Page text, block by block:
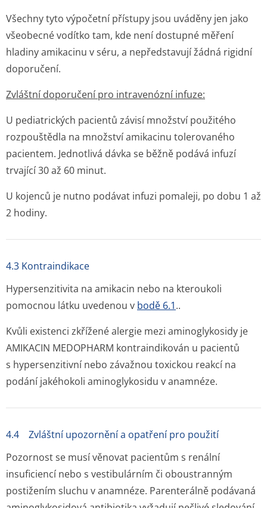
Všechny tyto výpočetní přístupy jsou uváděny jen jako
všeobecné vodítko tam, kde není dostupné měření
hladiny amikacinu v séru, a nepředstavují žádná rigidní
doporučení.
Zvláštní doporučení pro intravenózní infuze:
U pediatrických pacientů závisí množství použitého
rozpouštědla na množství amikacinu tolerovaného
pacientem. Jednotlivá dávka se běžně podává infuzí
trvající 30 až 60 minut.
U kojenců je nutno podávat infuzi pomaleji, po dobu 1 až
2 hodiny.
4.3 Kontraindikace
Hypersenzitivita na amikacin nebo na kteroukoli
pomocnou látku uvedenou v bodě 6.1..
Kvůli existenci zkřížené alergie mezi aminoglykosidy je
AMIKACIN MEDOPHARM kontraindikován u pacientů
s hypersenzitivní nebo závažnou toxickou reakcí na
podání jakéhokoli aminoglykosidu v anamnéze.
4.4 Zvláštní upozornění a opatření pro použití
Pozornost se musí věnovat pacientům s renální
insuficiencí nebo s vestibulárním či oboustranným
postižením sluchu v anamnéze. Parenterálně podávaná